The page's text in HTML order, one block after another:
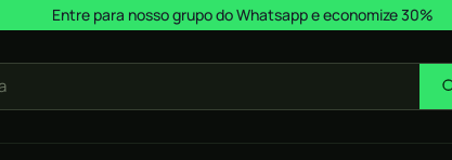
Entre para nosso grupo do Whatsapp e economize 30%